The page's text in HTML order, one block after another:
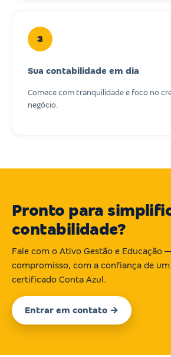
3
Sua contabilidade em dia
Comece com tranquilidade e foco no
negócio.
Pronto para
contabilidade?
Fale com o Ativo Gestão e Educação
compromisso, com a confiança de
certificado Conta Azul.
Entrar em contato →